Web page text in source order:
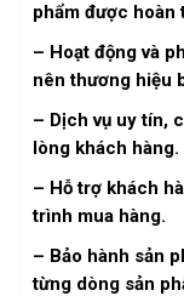
phẩm được hoàn
– Hoạt động và
nên thương hiệu
– Dịch vụ uy tín,
lòng khách hàng.
– Hỗ trợ khách
trình mua hàng.
– Bảo hành sản
từng dòng sản